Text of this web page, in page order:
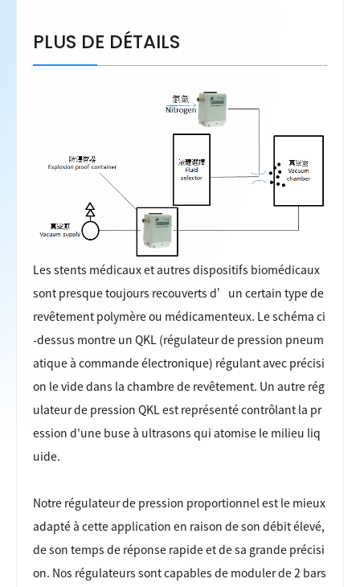
PLUS DE DÉTAILS
Les stents médicaux et autres dispositifs biomédicaux
sont presque toujours recouverts d’un certain type de
revêtement polymère ou médicamenteux. Le schéma ci
-dessus montre un QKL (régulateur de pression pneum
atique à commande électronique) régulant avec précisi
on le vide dans la chambre de revêtement. Un autre rég
ulateur de pression QKL est représenté contrôlant la pr
ession d'une buse à ultrasons qui atomise le milieu liq
uide.
Notre régulateur de pression proportionnel est le mieux
adapté à cette application en raison de son débit élevé,
de son temps de réponse rapide et de sa grande précisi
on. Nos régulateurs sont capables de moduler de 2 bars